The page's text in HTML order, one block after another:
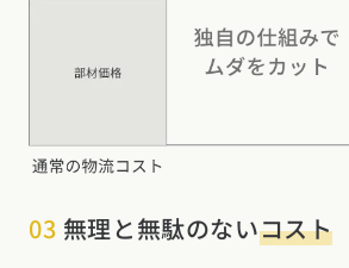
03 無理と無駄のないコスト